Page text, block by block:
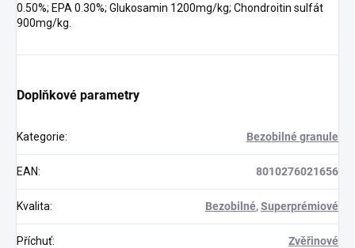
0.50%; EPA 0.30%; Glukosamin 1200mg/kg; Chondroitin sulfát
900mg/kg.
Doplňkové parametry
Kategorie: Bezobilné granule
EAN: 8010276021656
Kvalita: Bezobilné,Superprémiové
Příchuť: Zvěřinové